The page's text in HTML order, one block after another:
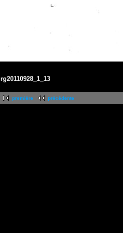
rg20110928_1_13
première précédente